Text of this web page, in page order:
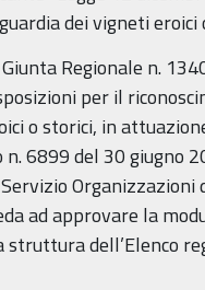
dei vigneti eroici
Regionale n.
per il
o storici, in
6899 del 30 giugno
ad approvare la
dell’Elenco